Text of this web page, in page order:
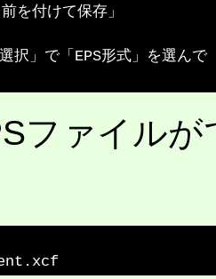
を付けて保存」
択」で「EPS形式」を選んで
ファイル